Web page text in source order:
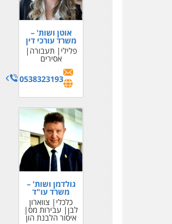
אוטן ושות' –
משרד עורכי דין
פלילי
תעבורה
אסירים
0538323193
גולדמן ושות' –
משרד עו"ד
כלכלי
צווארון
לבן עבירות מס
איסור הלבנת הון